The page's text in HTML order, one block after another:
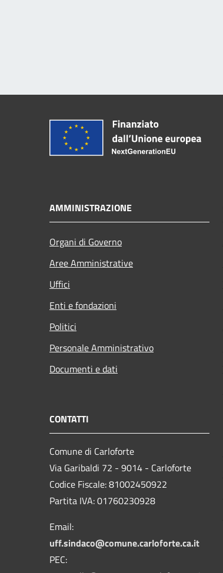
AMMINISTRAZIONE
Organi di Governo
Aree Amministrative
Uffici
Enti e fondazioni
Politici
Personale Amministrativo
Documenti e dati
CONTATTI
Comune di Carloforte
Via Garibaldi 72 - 9014 - Carloforte
Codice Fiscale: 81002450922
Partita IVA: 01760230928
Email:
uff.sindaco@comune.carloforte.ca.it
PEC: